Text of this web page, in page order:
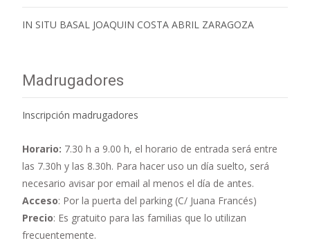
IN SITU BASAL JOAQUIN COSTA ABRIL ZARAGOZA
Madrugadores
Inscripción madrugadores
Horario: 7.30 h a 9.00 h, el horario de entrada será entre
las 7.30h y las 8.30h. Para hacer uso un día suelto, será
necesario avisar por email al menos el día de antes.
Acceso: Por la puerta del parking (C/ Juana Francés)
Precio: Es gratuito para las familias que lo utilizan
frecuentemente.